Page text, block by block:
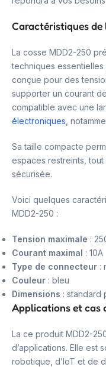
Caractéristiques de
La cosse MDD2-250
techniques
conçue pour des
supporter un courant
compatible avec une
électroniques ,
Sa taille compacte
espaces restreints,
sécurisée.
Voici quelques
MDD2-250 :
Tension maximale :
Courant maximal : 10A
Type de connecteur :
Couleur : bleu
Dimensions : standard
Applications et cas
La ce produit MDD2-
d’applications. Elle est
robotique, d’IoT et de